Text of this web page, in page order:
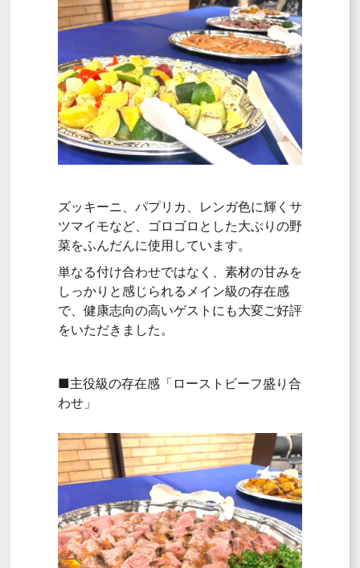
ズッキーニ、パプリカ、レンガ色に輝くサ
ツマイモなど、ゴロゴロとした大ぶりの野
菜をふんだんに使用しています。
単なる付け合わせではなく、素材の甘みを
しっかりと感じられるメイン級の存在感
で、健康志向の高いゲストにも大変ご好評
をいただきました。
■主役級の存在感「ローストビーフ盛り合
わせ」